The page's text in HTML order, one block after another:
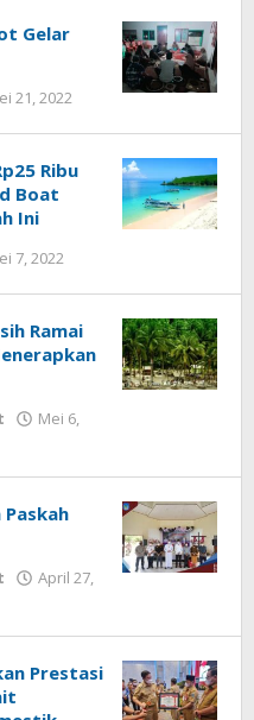
Gelar
21, 2022
Ribu
Boat
Ini
7, 2022
Ramai
Mei 6,
April 27,
Prestasi